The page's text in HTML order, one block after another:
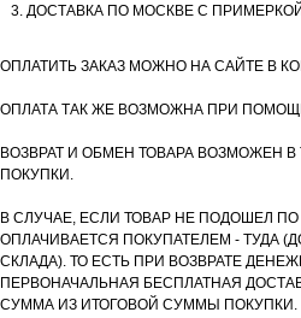
ДОСТАВКА ПО МОСКВЕ С
ОПЛАТИТЬ ЗАКАЗ МОЖНО НА САЙТЕ В
ОПЛАТА ТАК ЖЕ ВОЗМОЖНА ПРИ
ВОЗВРАТ И ОБМЕН ТОВАРА ВОЗМОЖЕН
ПОКУПКИ.
В СЛУЧАЕ, ЕСЛИ ТОВАР НЕ ПОДОШЕЛ
ОПЛАЧИВАЕТСЯ ПОКУПАТЕЛЕМ - ТУДА
СКЛАДА). ТО ЕСТЬ ПРИ ВОЗВРАТЕ
ПЕРВОНАЧАЛЬНАЯ БЕСПЛАТНАЯ
СУММА ИЗ ИТОГОВОЙ СУММЫ ПОКУПКИ.